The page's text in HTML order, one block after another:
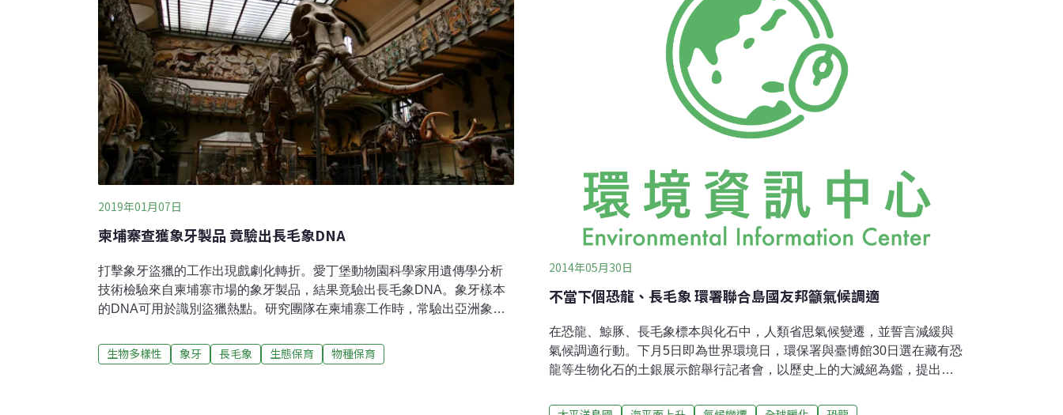
2019年01月07日
柬埔寨查獲象牙製品 竟驗出長毛象DNA
打擊象牙盜獵的工作出現戲劇化轉折。愛丁堡動物園科學家用遺傳學分析
技術檢驗來自柬埔寨市場的象牙製品，結果竟驗出長毛象DNA。象牙樣本
的DNA可用於識別盜獵熱點。研究團隊在柬埔寨工作時，常驗出亞洲象和
育物種，因為牠們早在數千年前就滅絕了。WildGenes研究計畫主持人鮑
爾（Alex Ball）博士說：「我們很驚訝地發現長毛象牙製成的小飾品在市
生物多樣性 象牙 長毛象 生態保育 物種保育
2014年05月30日
不當下個恐龍、長毛象 環署聯合島國友邦籲氣候調適
在恐龍、鯨豚、長毛象標本與化石中，人類省思氣候變遷，並誓言減緩與
氣候調適行動。下月5日即為世界環境日，環保署與臺博館30日選在藏有恐
龍等生物化石的土銀展示館舉行記者會，以歷史上的大滅絕為鑑，提出
巴斯、吐瓦魯、馬紹爾、帛琉及斐濟等國大使或駐台代表出席記者會，強